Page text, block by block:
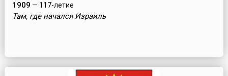
1909 — 117-летие
Там, где начался Израиль